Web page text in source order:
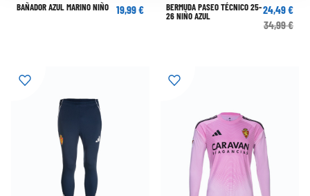
BAÑADOR AZUL MARINO NIÑO 19,99 €
BERMUDA PASEO TÉCNICO 25-
26 NIÑO AZUL
24,49 €
34,99 €